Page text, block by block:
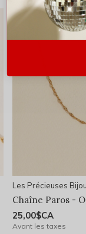
Les Précieuses
Chaîne Paros -
25,00$CA
Avant les taxes